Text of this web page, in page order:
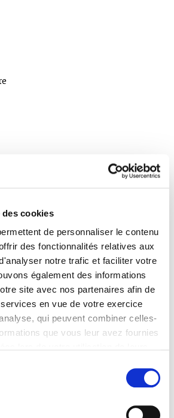
cookies
de personnaliser le contenu
des fonctionnalités relatives aux
notre trafic et faciliter votre
également des informations
site avec nos partenaires afin de
en vue de votre exercice
qui peuvent combiner celles-
que vous leur avez fournies
site Web.
sur notre politique de traitement,